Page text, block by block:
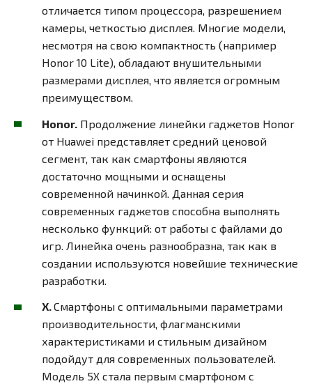
отличается типом процессора, разрешением
камеры, четкостью дисплея. Многие модели,
несмотря на свою компактность (например
Honor 10 Lite), обладают внушительными
размерами дисплея, что является огромным
преимуществом.
Honor. Продолжение линейки гаджетов Honor
от Huawei представляет средний ценовой
сегмент, так как смартфоны являются
достаточно мощными и оснащены
современной начинкой. Данная серия
современных гаджетов способна выполнять
несколько функций: от работы с файлами до
игр. Линейка очень разнообразна, так как в
создании используются новейшие технические
разработки.
X.Смартфоны с оптимальными параметрами
производительности, флагманскими
характеристиками и стильным дизайном
подойдут для современных пользователей.
Модель 5Х стала первым смартфоном с